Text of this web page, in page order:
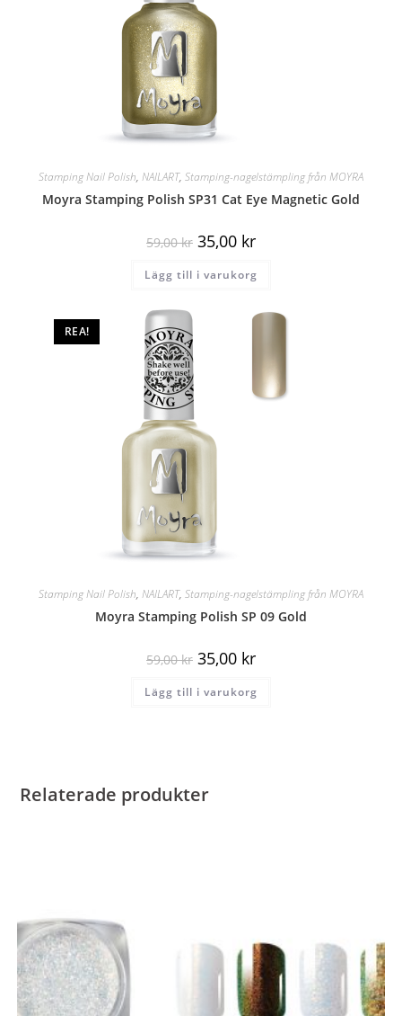
Stamping Nail Polish, NAILART, Stamping-nagelstämpling från MOYRA
Moyra Stamping Polish SP31 Cat Eye Magnetic Gold
59,00kr 35,00 kr
Lägg till i varukorg
REA!
Stamping Nail Polish, NAILART, Stamping-nagelstämpling från MOYRA
Moyra Stamping Polish SP 09 Gold
59,00kr 35,00 kr
Lägg till i varukorg
Relaterade produkter